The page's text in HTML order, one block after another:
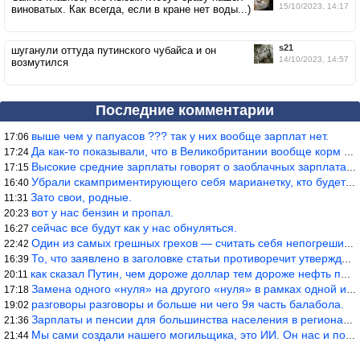
15/10/2023, 14:17
виноватых. Как всегда, если в кране нет воды...)
s21
14/10/2023, 14:57
шуганули оттуда путинского чубайса и он
возмутился
Последние комментарии
17:06 выше чем у папуасов ??? так у них вообще зарплат нет.
17:24 Да как-то показывали, что в Великобритании вообще корм для живот
17:15 Высокие средние зарплаты говорят о заоблачных зарплатах определё
16:40 Убрали скамприментирующего себя марианетку, кто будет следующим…
11:31 Зато свои, родные.
20:23 вот у нас бензин и пропал.
16:27 сейчас все будут как у нас обнуляться.
22:42 Один из самых грешных грехов — считать себя непогрешимым.
16:39 То, что заявлено в заголовке статьи противоречит утверждению &qu
20:11 как сказал Путин, чем дороже доллар тем дороже нефть продадим.
17:18 Замена одного «нуля» на другого «нуля» в рамках одной и той же с
19:02 разговоры разговоры и больше ни чего 9я часть балабола.
21:36 Зарплаты и пенсии для большинства населения в регионах нищенские
21:44 Мы сами создали нашего могильщика, это ИИ. Он нас и похоронит. М